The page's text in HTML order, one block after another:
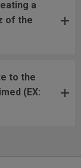
a
of the
to the
(EX: